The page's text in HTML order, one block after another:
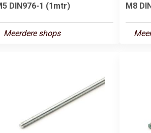
DIN976-1 (1mtr)
Meerdere shops
M8